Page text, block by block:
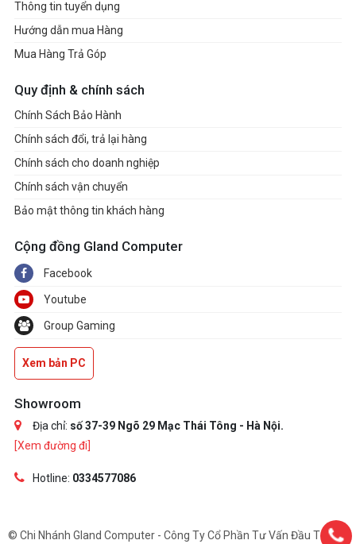
Thông tin tuyển dụng
Hướng dẫn mua Hàng
Mua Hàng Trả Góp
Quy định & chính sách
Chính Sách Bảo Hành
Chính sách đổi, trả lại hàng
Chính sách cho doanh nghiệp
Chính sách vận chuyển
Bảo mật thông tin khách hàng
Cộng đồng Gland Computer
Facebook
Youtube
Group Gaming
Xem bản PC
Showroom
Địa chỉ: số 37-39 Ngõ 29 Mạc Thái Tông - Hà Nội.
[Xem đường đi]
Hotline: 0334577086
© Chi Nhánh Gland Computer - Công Ty Cổ Phần Tư Vấn Đầu Tư Và